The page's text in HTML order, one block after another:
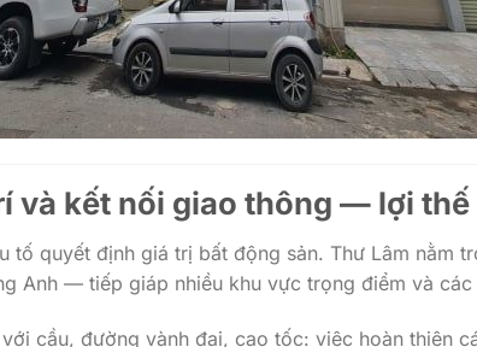
và kết nối giao thông — lợi
tố quyết định giá trị bất động sản. Thư Lâm nằm
Anh — tiếp giáp nhiều khu vực trọng điểm và
cầu, đường vành đai, cao tốc: việc hoàn thiện